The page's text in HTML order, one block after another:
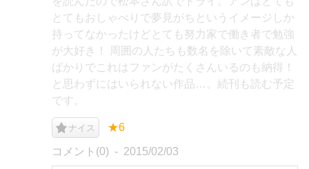
とてもおしゃべりで夢見がちというイメージしか
持ってなかったけどとても努力家で働き者で勉強
が大好き！ 周囲の人たちも数名を除いて素敵な人
ばかりでこれはファンがたくさんいるのも納得！
と思わずにはいられない作品…。続刊も読む予定
です。
ナイス ★6
コメント(0) 2015/02/03